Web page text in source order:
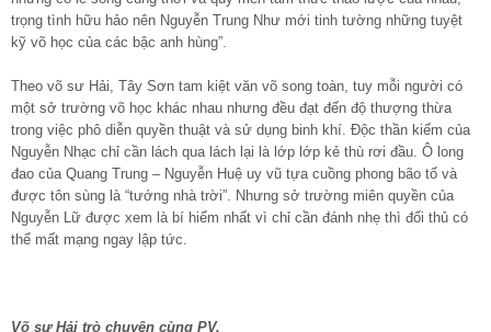
trọng tình hữu hảo nên Nguyễn Trung Như mới tinh tường những tuyệt
kỹ võ học của các bậc anh hùng”.
Theo võ sư Hải, Tây Sơn tam kiệt văn võ song toàn, tuy mỗi người có
một sở trường võ học khác nhau nhưng đều đạt đến độ thượng thừa
trong việc phô diễn quyền thuật và sử dụng binh khí. Độc thần kiếm của
Nguyễn Nhạc chỉ cần lách qua lách lại là lớp lớp kẻ thù rơi đầu. Ô long
đao của Quang Trung – Nguyễn Huệ uy vũ tựa cuồng phong bão tố và
được tôn sùng là “tướng nhà trời”. Nhưng sở trường miên quyền của
Nguyễn Lữ được xem là bí hiểm nhất vì chỉ cần đánh nhẹ thì đối thủ có
thể mất mạng ngay lập tức.
Võ sư Hải trò chuyện cùng PV.